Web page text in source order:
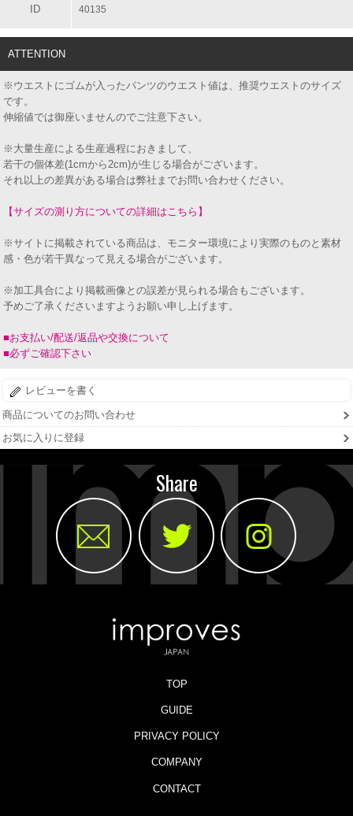
ID 40135
ATTENTION
※ウエストにゴムが入ったパンツのウエスト値は、推奨ウエストのサイズ
です。
伸縮値では御座いませんのでご注意下さい。
※大量生産による生産過程におきまして、
若干の個体差(1cmから2cm)が生じる場合がございます。
それ以上の差異がある場合は弊社までお問い合わせください。
【サイズの測り方についての詳細はこちら】
※サイトに掲載されている商品は、モニター環境により実際のものと素材
感・色が若干異なって見える場合がございます。
※加工具合により掲載画像との誤差が見られる場合もございます。
予めご了承くださいますようお願い申し上げます。
■お支払い/配送/返品や交換について
■必ずご確認下さい
レビューを書く
商品についてのお問い合わせ
お気に入りに登録
Share
TOP
GUIDE
PRIVACY POLICY
COMPANY
CONTACT